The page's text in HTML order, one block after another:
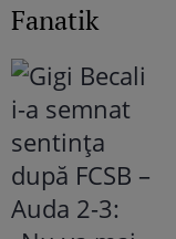
Fanatik